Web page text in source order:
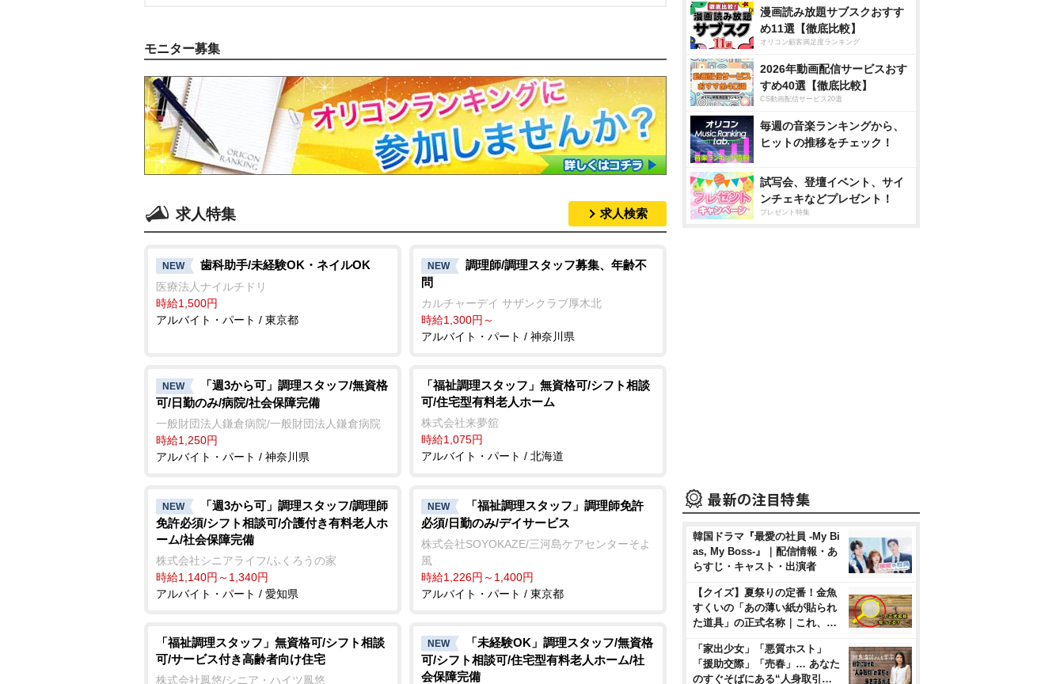
モニター募集
求人特集 求人検索
NEW 歯科助手/未経験OK・ネイルOK
医療法人ナイルチドリ
時給1,500円
アルバイト・パート / 東京都
NEW
調理師/調理スタッフ募集、年齢不
問
カルチャーデイ サザンクラブ厚木北
時給1,300円～
アルバイト・パート / 神奈川県
NEW
「週3から可」調理スタッフ/無資格
可/日勤のみ/病院/社会保障完備
一般財団法人鎌倉病院/一般財団法人鎌倉病院
時給1,250円
アルバイト・パート / 神奈川県
「福祉調理スタッフ」無資格可/シフト相談
可/住宅型有料老人ホーム
株式会社来夢舘
時給1,075円
アルバイト・パート / 北海道
NEW
「週3から可」調理スタッフ/調理師
免許必須/シフト相談可/介護付き有料老人ホ
ーム/社会保障完備
株式会社シニアライフ/ふくろうの家
時給1,140円～1,340円
アルバイト・パート / 愛知県
NEW
「福祉調理スタッフ」調理師免許
必須/日勤のみ/デイサービス
株式会社SOYOKAZE/三河島ケアセンターそよ
風
時給1,226円～1,400円
アルバイト・パート / 東京都
「福祉調理スタッフ」無資格可/シフト相談
可/サービス付き高齢者向け住宅
株式会社鳳悠/シニア・ハイツ鳳悠
NEW
「未経験OK」調理スタッフ/無資格
可/シフト相談可/住宅型有料老人ホーム/社
会保障完備
漫画読み放題サブスクおすす
め11選【徹底比較】
オリコン顧客満足度ランキング
2026年動画配信サービスおす
すめ40選【徹底比較】
CS動画配信サービス20選
毎週の音楽ランキングから、
ヒットの推移をチェック！
試写会、登壇イベント、サイ
ンチェキなどプレゼント！
プレゼント特集
韓国ドラマ『最愛の社員 -My Bi
as, My Boss-』｜配信情報・あ
らすじ・キャスト・出演者
【クイズ】夏祭りの定番！金魚
すくいの「あの薄い紙が貼られ
た道具」の正式名称｜これ、…
「家出少女」「悪質ホスト」
「援助交際」「売春」… あなた
のすぐそばにある“人身取引…